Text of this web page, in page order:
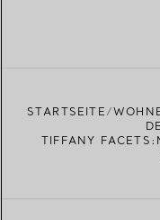
STARTSEITE
TIFFANY